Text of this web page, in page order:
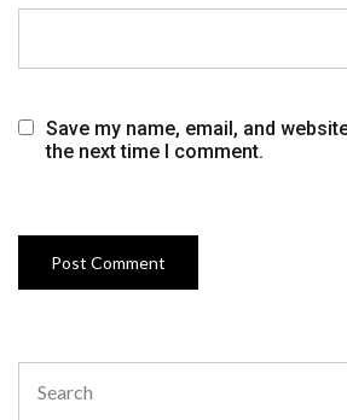
Save my name, email, and
the next time I comment.
for: